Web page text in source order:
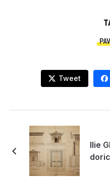
Tweet
Ilie
doric